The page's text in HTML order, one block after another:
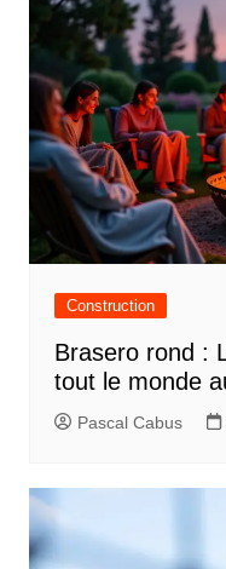
Construction
Brasero rond :
tout le monde
Pascal Cabus